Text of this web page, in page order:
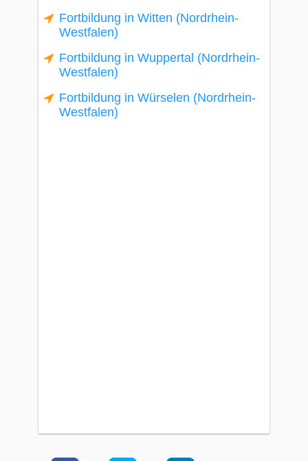
Fortbildung in Witten (Nordrhein-
Westfalen)
Fortbildung in Wuppertal (Nordrhein-
Westfalen)
Fortbildung in Würselen (Nordrhein-
Westfalen)